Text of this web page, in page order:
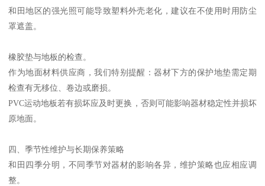
和田地区的强光照可能导致塑料外壳老化，建议在不使用时用防尘
罩遮盖。
橡胶垫与地板的检查。
作为地面材料供应商，我们特别提醒：器材下方的保护地垫需定期
检查有无移位、卷边或磨损。
PVC运动地板若有损坏应及时更换，否则可能影响器材稳定性并损坏
原地面。
四、季节性维护与长期保养策略
和田四季分明，不同季节对器材的影响各异，维护策略也应相应调
整。